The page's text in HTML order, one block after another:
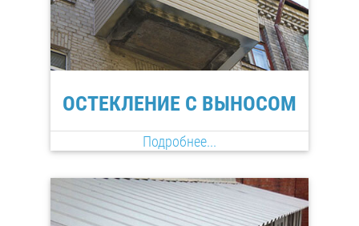
ОСТЕКЛЕНИЕ С ВЫНОСОМ
Подробнее...